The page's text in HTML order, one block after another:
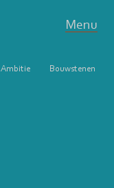
Menu
Ambitie Bouwstenen